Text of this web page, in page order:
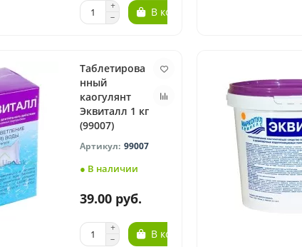
В корзину
Таблетирова
нный
каогулянт
Эквиталл 1 кг
(99007)
99007
● В наличии
39.00 руб.
В корзину